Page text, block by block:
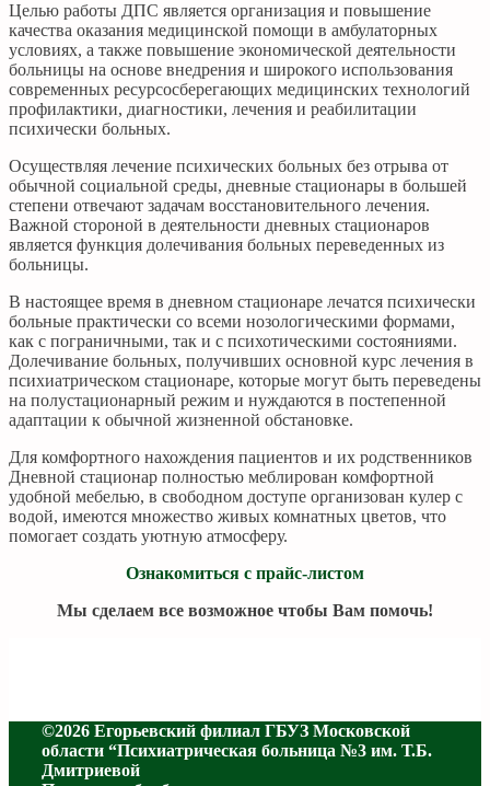
Целью работы ДПС является организация и повышение
качества оказания медицинской помощи в амбулаторных
условиях, а также повышение экономической деятельности
больницы на основе внедрения и широкого использования
современных ресурсосберегающих медицинских технологий
профилактики, диагностики, лечения и реабилитации
психически больных.
Осуществляя лечение психических больных без отрыва от
обычной социальной среды, дневные стационары в большей
степени отвечают задачам восстановительного лечения.
Важной стороной в деятельности дневных стационаров
является функция долечивания больных переведенных из
больницы.
В настоящее время в дневном стационаре лечатся психически
больные практически со всеми нозологическими формами,
как с пограничными, так и с психотическими состояниями.
Долечивание больных, получивших основной курс лечения в
психиатрическом стационаре, которые могут быть переведены
на полустационарный режим и нуждаются в постепенной
адаптации к обычной жизненной обстановке.
Для комфортного нахождения пациентов и их родственников
Дневной стационар полностью меблирован комфортной
удобной мебелью, в свободном доступе организован кулер с
водой, имеются множество живых комнатных цветов, что
помогает создать уютную атмосферу.
Ознакомиться с прайс-листом
Мы сделаем все возможное чтобы Вам помочь!
©2026 Егорьевский филиал ГБУЗ Московской
области “Психиатрическая больница №3 им. Т.Б.
Дмитриевой